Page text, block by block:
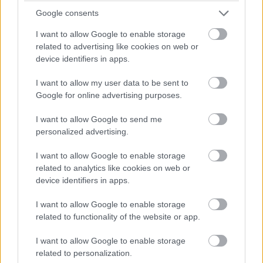
Google consents
I want to allow Google to enable storage
related to advertising like cookies on web or
device identifiers in apps.
I want to allow my user data to be sent to
Google for online advertising purposes.
I want to allow Google to send me
personalized advertising.
I want to allow Google to enable storage
related to analytics like cookies on web or
device identifiers in apps.
I want to allow Google to enable storage
related to functionality of the website or app.
I want to allow Google to enable storage
related to personalization.
siralmas volt. Jones Kanadában végre valahára
célba érésnek örvendhetett, a tizenharmadik
rajtkockából a tizedik helyre hozta be autóját,
ám az öröm korántsem lehetett felhőtlen,
mivel Tambay a reggeli bemelegítő edzésen
összetörte autóját, és megsérült.